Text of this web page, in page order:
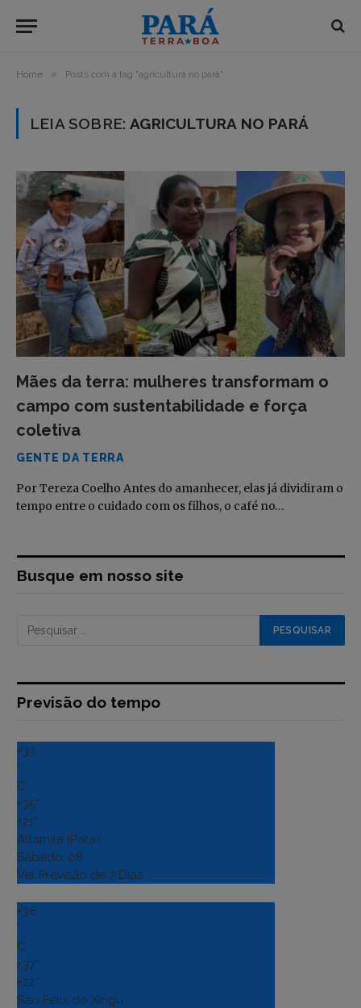
Home » Posts com a tag "agricultura no pará"
LEIA SOBRE:AGRICULTURA NO PARÁ
Mães da terra: mulheres transformam o
campo com sustentabilidade e força
coletiva
GENTE DA TERRA
Por Tereza Coelho Antes do amanhecer, elas já dividiram o
tempo entre o cuidado com os filhos, o café no…
Busque em nosso site
Previsão do tempo
+33
°
C
+35°
+21°
Altamira (Para)
Sábado, 08
Ver Previsão de 7 Dias
+36
°
C
+37°
+22°
Sao Felix do Xingu